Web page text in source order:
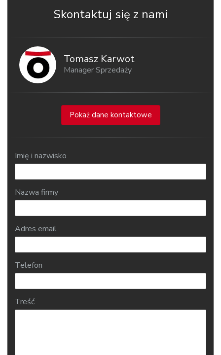
Skontaktuj się z nami
Tomasz Karwot
Manager Sprzedaży
Pokaż dane kontaktowe
Imię i nazwisko
Nazwa firmy
Adres email
Telefon
Treść